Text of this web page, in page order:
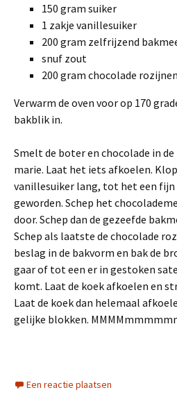
150 gram suiker
1 zakje vanillesuiker
200 gram zelfrijzend
snuf zout
200 gram chocolade rozijnen
Verwarm de oven voor op 170
bakblik in.
Smelt de boter en chocolade in
marie. Laat het iets afkoelen.
vanillesuiker lang, tot het een
geworden. Schep het
door. Schep dan de gezeefde
Schep als laatste de chocolade
beslag in de bakvorm en bak de
gaar of tot een er in gestoken
komt. Laat de koek afkoelen en
Laat de koek dan helemaal
gelijke blokken.
Een reactie plaatsen